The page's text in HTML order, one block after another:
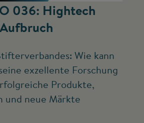
036: Hightech
Wie kann
exzellente Forschung
Produkte,
und neue Märkte